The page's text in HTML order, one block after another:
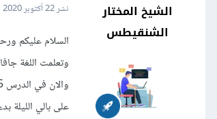
الشيخ المختار
الشنقيطس
نشر22 أكتوبر 2020
على بالي الليلة